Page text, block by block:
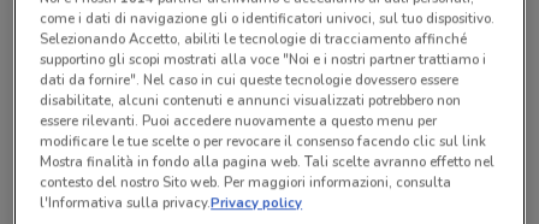
Tutte le promozioni di questo negozio
come i dati di navigazione gli o identificatori univoci, sul tuo dispositivo.
Selezionando Accetto, abiliti le tecnologie di tracciamento affinché
supportino gli scopi mostrati alla voce "Noi e i nostri partner trattiamo i
dati da fornire". Nel caso in cui queste tecnologie dovessero essere
disabilitate, alcuni contenuti e annunci visualizzati potrebbero non
essere rilevanti. Puoi accedere nuovamente a questo menu per
modificare le tue scelte o per revocare il consenso facendo clic sul link
Mostra finalità in fondo alla pagina web. Tali scelte avranno effetto nel
contesto del nostro Sito web. Per maggiori informazioni, consulta
l'Informativa sulla privacy.Privacy policy